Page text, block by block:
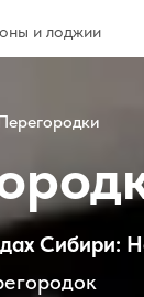
и лоджии
Сибири: